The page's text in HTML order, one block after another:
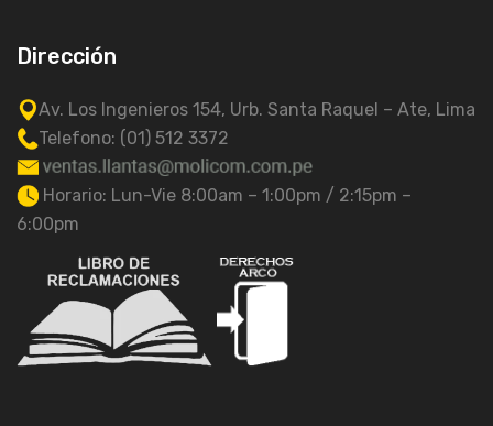
Dirección
Av. Los Ingenieros 154, Urb. Santa Raquel – Ate, Lima
Telefono: (01) 512 3372
Horario: Lun-Vie 8:00am – 1:00pm / 2:15pm –
6:00pm